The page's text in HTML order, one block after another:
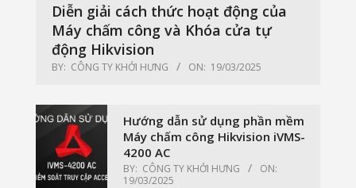
Diễn giải cách thức hoạt động của
Máy chấm công và Khóa cửa tự
động Hikvision
BY: CÔNG TY KHỞI HƯNG ON: 19/03/2025
Hướng dẫn sử dụng phần mềm
Máy chấm công Hikvision iVMS-
4200 AC
BY: CÔNG TY KHỞI HƯNG
ON:
19/03/2025